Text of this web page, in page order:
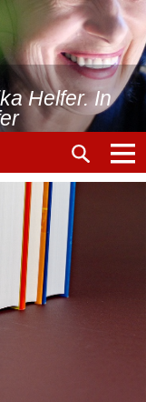
Helfer. In